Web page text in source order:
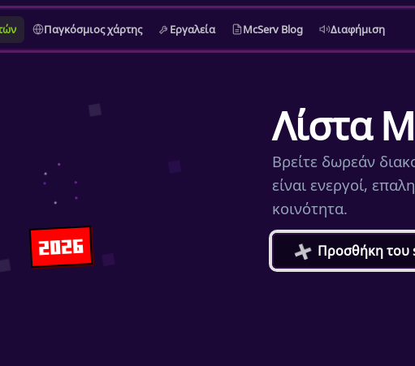
Παγκόσμιος χάρτης Εργαλεία McServ Blog Διαφήμιση
2026
Λίστα
Βρείτε δωρεάν
είναι ενεργοί,
κοινότητα.
+ Προσθήκη του